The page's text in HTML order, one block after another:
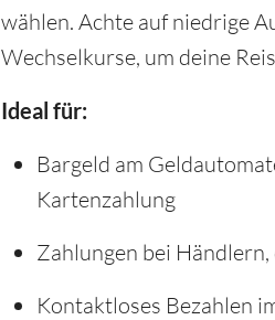
wählen. Achte auf niedrige
Wechselkurse, um deine
Ideal für:
Bargeld am
Kartenzahlung
Zahlungen bei
Kontaktloses Bezahlen